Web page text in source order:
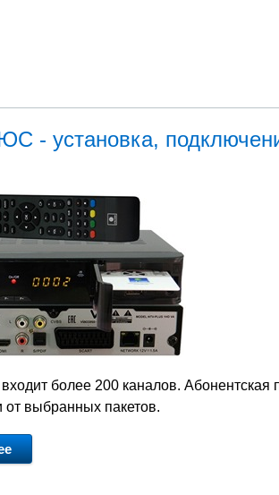
- установка,
более 200 каналов. Абонентская
от выбранных пакетов.